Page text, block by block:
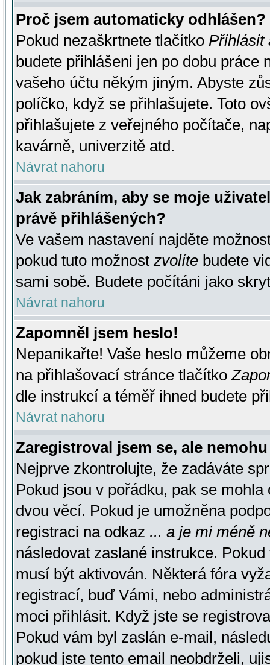
Proč jsem automaticky odhlášen?
Pokud nezaškrtnete tlačítko Přihlásit
budete přihlášeni jen po dobu práce
vašeho účtu někým jiným. Abyste
políčko, když se přihlašujete. Toto
přihlašujete z veřejného počítače,
kavárně, univerzitě atd.
Návrat nahoru
Jak zabráním, aby se moje
právě přihlášených?
Ve vašem nastavení najděte
pokud tuto možnost zvolíte budete
sami sobě. Budete počítáni jako
Návrat nahoru
Zapomněl jsem heslo!
Nepanikařte! Vaše heslo můžeme
na přihlašovací stránce tlačítko
dle instrukcí a téměř ihned budete
Návrat nahoru
Zaregistroval jsem se, ale
Nejprve zkontrolujte, že zadáváte
Pokud jsou v pořádku, pak se
dvou věcí. Pokud je umožněna
registraci na odkaz ... a je mi méně
následovat zaslané instrukce.
musí být aktivován. Některá fóra
registrací, buď Vámi, nebo
moci přihlásit. Když jste se
Pokud vám byl zaslán e-mail,
pokud jste tento email neobdrželi,